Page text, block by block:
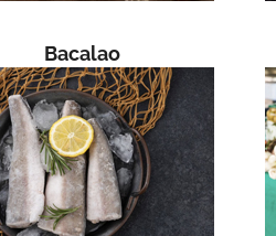
Bacalao